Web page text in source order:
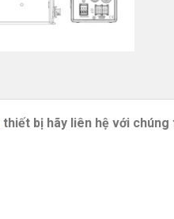
thiết bị hãy liên hệ với chúng